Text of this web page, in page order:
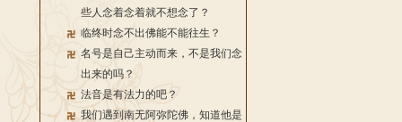
些人念着念着就不想念了？
临终时念不出佛能不能往生？
名号是自己主动而来，不是我们念
出来的吗？
法音是有法力的吧？
我们遇到南无阿弥陀佛，知道他是